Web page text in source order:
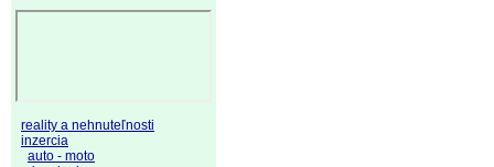
reality a nehnuteľnosti
inzercia
auto - moto